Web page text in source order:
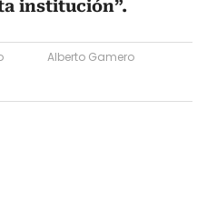
institución”.
Alberto Gamero